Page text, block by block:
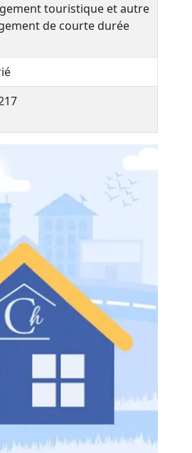
touristique et autre
de courte durée